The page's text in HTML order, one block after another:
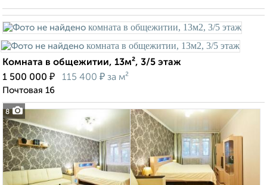
8
Комната в общежитии, 13м², 3/5 этаж
1 500 000 ₽ 115 400 ₽ за м²
Почтовая 16